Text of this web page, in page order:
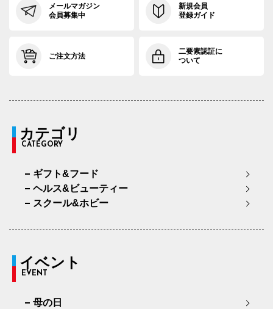
メールマガジン
会員募集中
新規会員
登録ガイド
ご注文方法
二要素認証に
ついて
カテゴリ
CATEGORY
ギフト&フード
ヘルス&ビューティー
スクール&ホビー
イベント
EVENT
母の日